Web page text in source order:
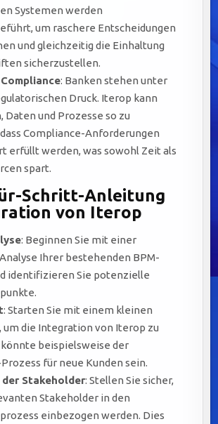
Systemen werden
um raschere Entscheidungen
und gleichzeitig die Einhaltung
sicherzustellen.
: Banken stehen unter
Druck. Iterop kann
Daten und Prozesse so zu
Compliance-Anforderungen
erfüllt werden, was sowohl Zeit als
spart.
Schritt-Anleitung
von Iterop
: Beginnen Sie mit einer
Ihrer bestehenden BPM-
identifizieren Sie potenzielle
: Starten Sie mit einem kleinen
die Integration von Iterop zu
beispielsweise der
für neue Kunden sein.
Stakeholder: Stellen Sie sicher,
Stakeholder in den
einbezogen werden. Dies